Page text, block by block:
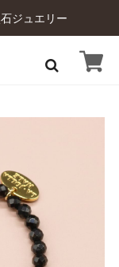
ジュエリー